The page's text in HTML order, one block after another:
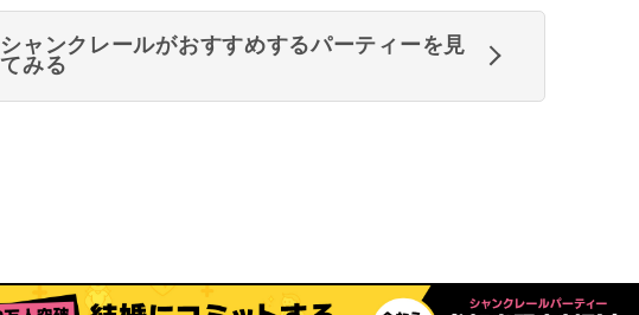
シャンクレールがおすすめするパーティーを見
てみる